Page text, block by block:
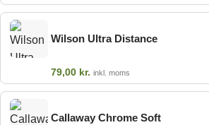
Wilson Ultra Distance
79,00 kr. inkl. moms
Callaway Chrome Soft